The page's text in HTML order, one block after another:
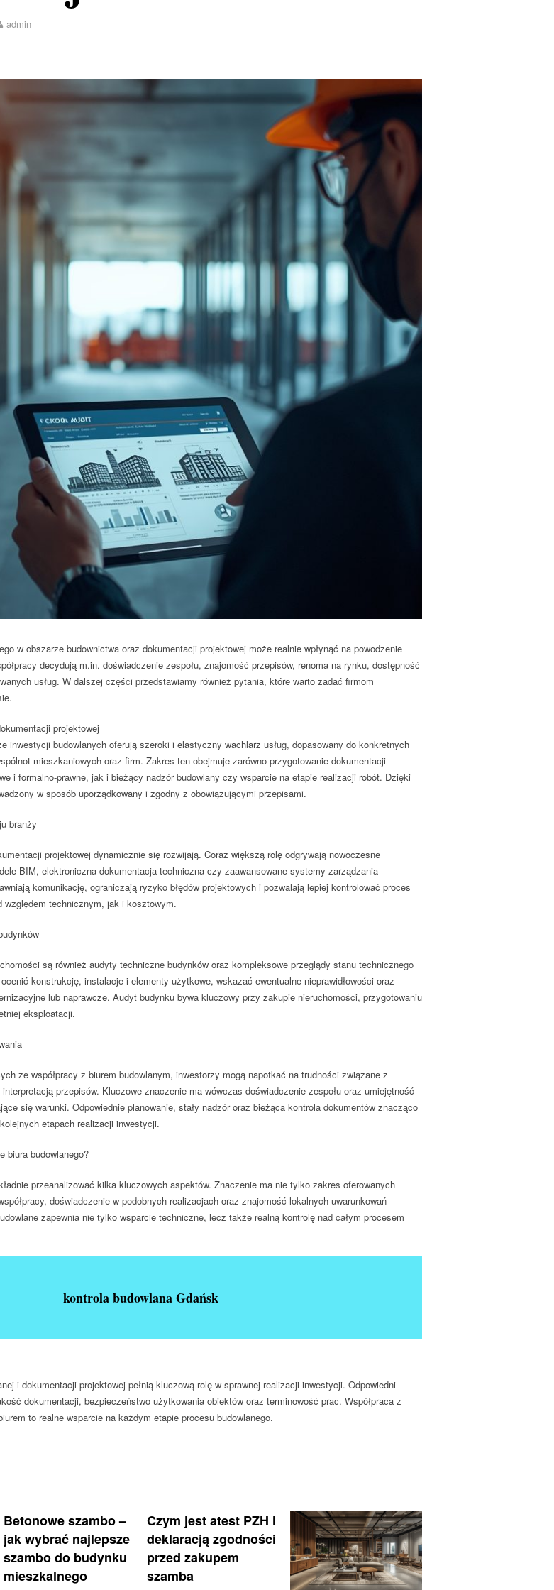
admin
w obszarze budownictwa oraz dokumentacji projektowej może realnie wpłynąć na powodzenie
decydują m.in. doświadczenie zespołu, znajomość przepisów, renoma na rynku, dostępność
usług. W dalszej części przedstawiamy również pytania, które warto zadać firmom
projektowej
inwestycji budowlanych oferują szeroki i elastyczny wachlarz usług, dopasowany do konkretnych
mieszkaniowych oraz firm. Zakres ten obejmuje zarówno przygotowanie dokumentacji
i formalno-prawne, jak i bieżący nadzór budowlany czy wsparcie na etapie realizacji robót. Dzięki
w sposób uporządkowany i zgodny z obowiązującymi przepisami.
branży
projektowej dynamicznie się rozwijają. Coraz większą rolę odgrywają nowoczesne
BIM, elektroniczna dokumentacja techniczna czy zaawansowane systemy zarządzania
komunikację, ograniczają ryzyko błędów projektowych i pozwalają lepiej kontrolować proces
względem technicznym, jak i kosztowym.
są również audyty techniczne budynkóworaz kompleksowe przeglądy stanu technicznego
konstrukcję, instalacje i elementy użytkowe, wskazać ewentualne nieprawidłowości oraz
lub naprawcze. Audyt budynku bywa kluczowy przy zakupie nieruchomości, przygotowaniu
eksploatacji.
ze współpracy z biurem budowlanym, inwestorzy mogą napotkać na trudności związane z
przepisów. Kluczowe znaczenie ma wówczas doświadczenie zespołu oraz umiejętność
się warunki. Odpowiednie planowanie, stały nadzór oraz bieżąca kontrola dokumentów znacząco
etapach realizacji inwestycji.
biura budowlanego?
przeanalizować kilka kluczowych aspektów. Znaczenie ma nie tylko zakres oferowanych
doświadczenie w podobnych realizacjach oraz znajomość lokalnych uwarunkowań
zapewnia nie tylko wsparcie techniczne, lecz także realną kontrolę nad całym procesem
kontrola budowlana Gdańsk
i dokumentacji projektowej pełnią kluczową rolę w sprawnej realizacji inwestycji. Odpowiedni
dokumentacji, bezpieczeństwo użytkowania obiektów oraz terminowość prac. Współpraca z
to realne wsparcie na każdym etapie procesu budowlanego.
Betonowe szambo –
jak wybrać najlepsze
szambo do budynku
mieszkalnego
Czym jest atest PZH i
deklaracją zgodności
przed zakupem
szamba